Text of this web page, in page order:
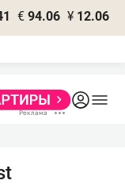
€ 94.06 ¥ 12.06